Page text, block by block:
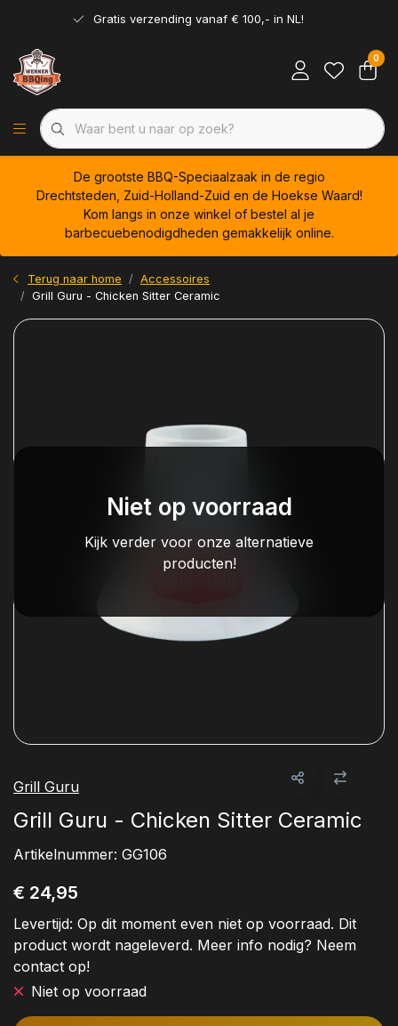
Gratis verzending vanaf € 100,- in NL!
0
De grootste BBQ-Speciaalzaak in de regio
Drechtsteden, Zuid-Holland-Zuid en de Hoekse Waard!
Kom langs in onze winkel of bestel al je
barbecuebenodigdheden gemakkelijk online.
Terug naar home
Accessoires
Grill Guru - Chicken Sitter Ceramic
Niet op voorraad
Kijk verder voor onze alternatieve
producten!
Grill Guru
Grill Guru - Chicken Sitter Ceramic
Artikelnummer: GG106
€ 24,95
Levertijd: Op dit moment even niet op voorraad. Dit
product wordt nageleverd. Meer info nodig? Neem
contact op!
Niet op voorraad